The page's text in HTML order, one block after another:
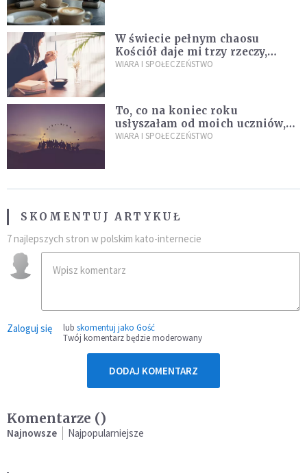
W świecie pełnym chaosu
Kościół daje mi trzy rzeczy,
których wszystkim dziś bardzo
WIARA I SPOŁECZEŃSTWO
To, co na koniec roku
usłyszałam od moich uczniów,
idealnie tłumaczy nową
WIARA I SPOŁECZEŃSTWO
SKOMENTUJ ARTYKUŁ
7 najlepszych stron w polskim kato-internecie
Zaloguj się lub skomentuj jako Gość
Twój komentarz będzie moderowany
DODAJ KOMENTARZ
Komentarze ()
Najnowsze Najpopularniejsze